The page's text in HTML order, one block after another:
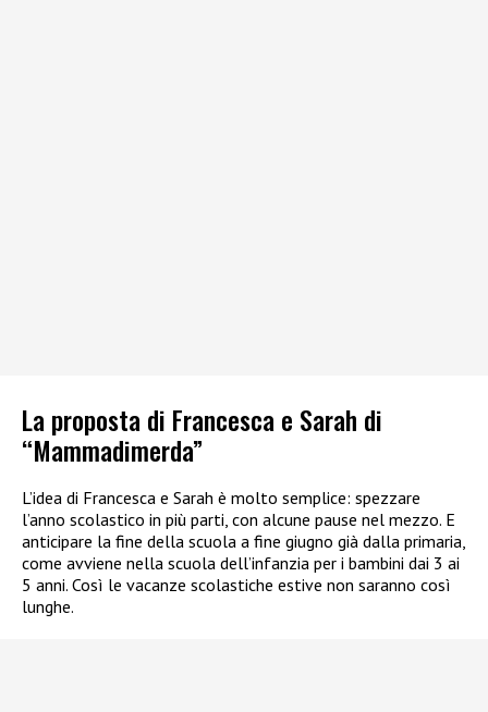
La proposta di Francesca e Sarah di
“Mammadimerda”
L’idea di Francesca e Sarah è molto semplice: spezzare
l’anno scolastico in più parti, con alcune pause nel mezzo. E
anticipare la fine della scuola a fine giugno già dalla primaria,
come avviene nella scuola dell’infanzia per i bambini dai 3 ai
5 anni. Così le vacanze scolastiche estive non saranno così
lunghe.